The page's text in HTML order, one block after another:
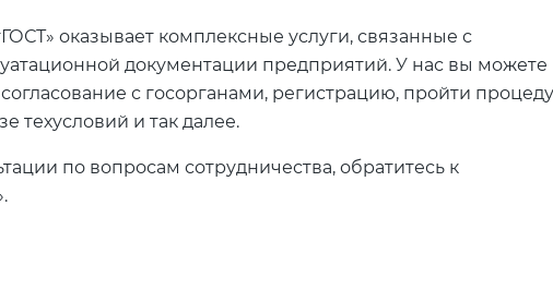
оказывает комплексные услуги, связанные с
документации предприятий. У нас вы можете
согласование с госорганами, регистрацию, пройти
техусловий и так далее.
по вопросам сотрудничества, обратитесь к